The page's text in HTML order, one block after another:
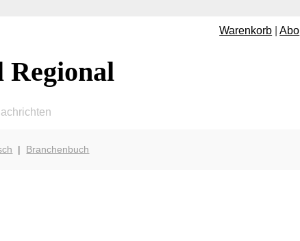
Warenkorb |Abo
Regional
| Branchenbuch